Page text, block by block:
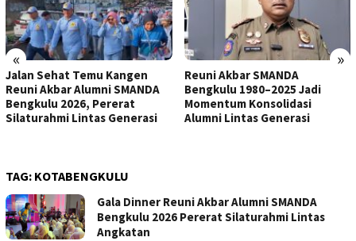
« »
Jalan Sehat Temu Kangen
Reuni Akbar Alumni SMANDA
Bengkulu 2026, Pererat
Silaturahmi Lintas Generasi
Reuni Akbar SMANDA
Bengkulu 1980–2025 Jadi
Momentum Konsolidasi
Alumni Lintas Generasi
TAG: KOTABENGKULU
Gala Dinner Reuni Akbar Alumni SMANDA
Bengkulu 2026 Pererat Silaturahmi Lintas
Angkatan